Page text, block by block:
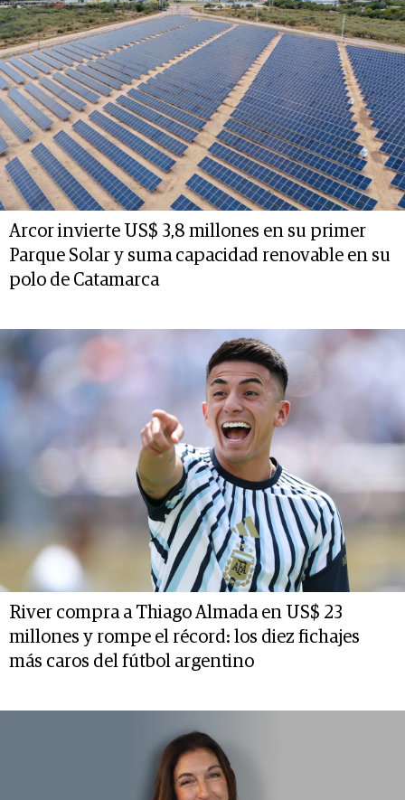
Arcor invierte US$ 3,8 millones en su primer
Parque Solar y suma capacidad renovable en su
polo de Catamarca
River compra a Thiago Almada en US$ 23
millones y rompe el récord: los diez fichajes
más caros del fútbol argentino